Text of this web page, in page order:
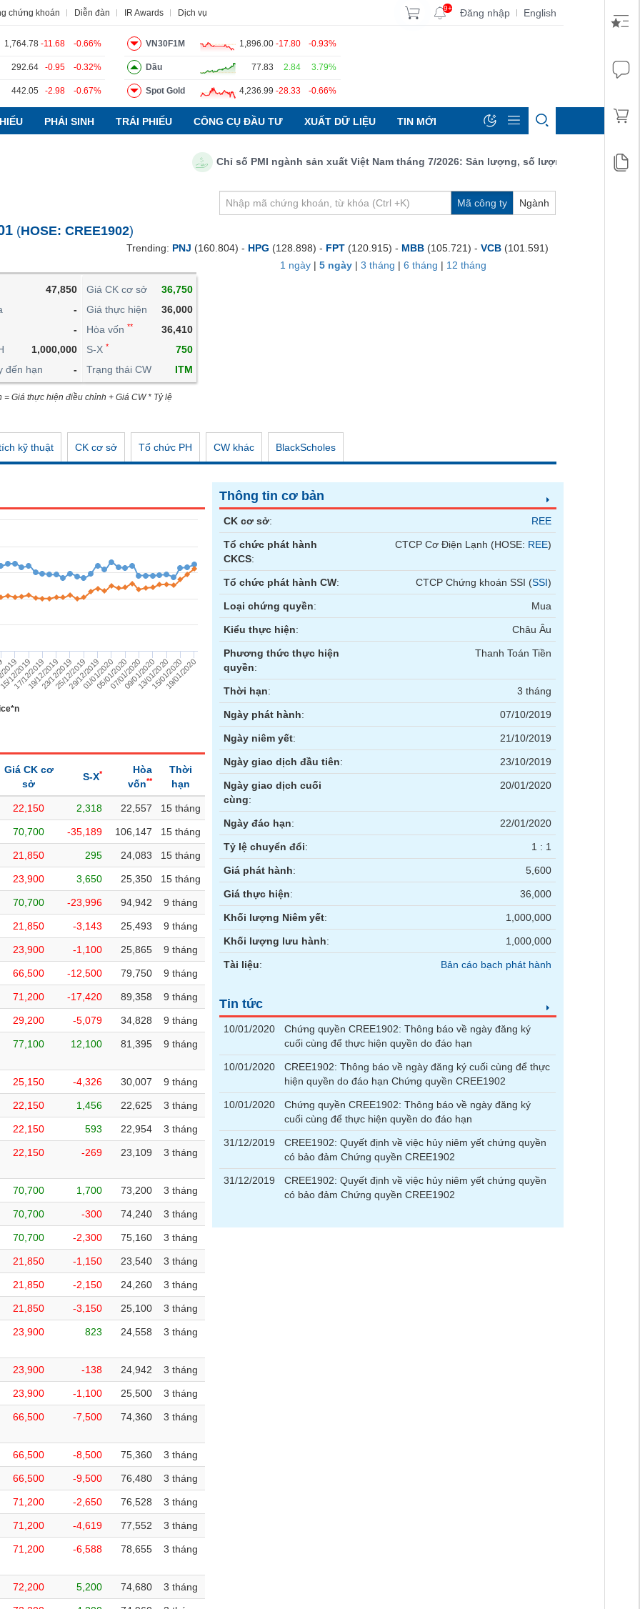
chứng khoán Diễn đàn IR Awards Dịch vụ 9+ Đăng nhập | English
1,764.78 -11.68 -0.66%
292.64 -0.95 -0.32%
442.05 -2.98 -0.67%
VN30F1M 1,896.00 -17.80 -0.93%
Dầu 77.83 2.84 3.79%
Spot Gold 4,236.99 -28.33 -0.66%
PHÁI SINH TRÁI PHIẾU CÔNG CỤ ĐẦU TƯ XUẤT DỮ LIỆU TIN MỚI
Chỉ số PMI ngành sản xuất Việt Nam tháng 7/2026: Sản lượng, số lượng đơn đặt hàng
Mã công ty Ngành
(HOSE: CREE1902)
47,850
-
-
1,000,000
đến hạn
-
Giá CK cơ sở
36,750
Giá thực hiện
36,000
Hòa vốn **
36,410
S-X *
750
Trạng thái CW
ITM
Giá thực hiện điều chỉnh + Giá CW * Tỷ lệ
Trending: PNJ (160.804) - HPG (128.898) - FPT (120.915) - MBB (105.721) - VCB (101.591)
1 ngày | 5 ngày | 3 tháng | 6 tháng | 12 tháng
kỹ thuật CK cơ sở Tổ chức PH CW khác BlackScholes
12/2019
17/12/2019
19/12/2019
23/12/2019
25/12/2019
29/12/2019
01/01/2020
05/01/2020
07/01/2020
09/01/2020
13/01/2020
15/01/2020
19/01/2020
Giá CK cơ
sở
S-X*
Hòa
vốn**
Thời
hạn
22,150 2,318 22,557 15 tháng
70,700 -35,189 106,147 15 tháng
21,850 295 24,083 15 tháng
23,900 3,650 25,350 15 tháng
70,700 -23,996 94,942 9 tháng
21,850 -3,143 25,493 9 tháng
23,900 -1,100 25,865 9 tháng
66,500 -12,500 79,750 9 tháng
71,200 -17,420 89,358 9 tháng
29,200 -5,079 34,828 9 tháng
77,100 12,100 81,395 9 tháng
25,150 -4,326 30,007 9 tháng
22,150 1,456 22,625 3 tháng
22,150 593 22,954 3 tháng
22,150 -269 23,109 3 tháng
70,700 1,700 73,200 3 tháng
70,700 -300 74,240 3 tháng
70,700 -2,300 75,160 3 tháng
21,850 -1,150 23,540 3 tháng
21,850 -2,150 24,260 3 tháng
21,850 -3,150 25,100 3 tháng
23,900 823 24,558 3 tháng
23,900 -138 24,942 3 tháng
23,900 -1,100 25,500 3 tháng
66,500 -7,500 74,360 3 tháng
66,500 -8,500 75,360 3 tháng
66,500 -9,500 76,480 3 tháng
71,200 -2,650 76,528 3 tháng
71,200 -4,619 77,552 3 tháng
71,200 -6,588 78,655 3 tháng
72,200 5,200 74,680 3 tháng
Thông tin cơ bản
CK cơ sở: REE
Tổ chức phát hành
CKCS:
CTCP Cơ Điện Lạnh (HOSE: REE)
Tổ chức phát hành CW: CTCP Chứng khoán SSI (SSI)
Loại chứng quyền: Mua
Kiểu thực hiện: Châu Âu
Phương thức thực hiện
quyền:
Thanh Toán Tiền
Thời hạn: 3 tháng
Ngày phát hành: 07/10/2019
Ngày niêm yết: 21/10/2019
Ngày giao dịch đầu tiên: 23/10/2019
Ngày giao dịch cuối
cùng:
20/01/2020
Ngày đáo hạn: 22/01/2020
Tỷ lệ chuyển đổi: 1 : 1
Giá phát hành: 5,600
Giá thực hiện: 36,000
Khối lượng Niêm yết: 1,000,000
Khối lượng lưu hành: 1,000,000
Tài liệu: Bản cáo bạch phát hành
Tin tức
10/01/2020
Chứng quyền CREE1902: Thông báo về ngày đăng ký
cuối cùng để thực hiện quyền do đáo hạn
10/01/2020
CREE1902: Thông báo về ngày đăng ký cuối cùng để thực
hiện quyền do đáo hạn Chứng quyền CREE1902
10/01/2020
Chứng quyền CREE1902: Thông báo về ngày đăng ký
cuối cùng để thực hiện quyền do đáo hạn
31/12/2019
CREE1902: Quyết định về việc hủy niêm yết chứng quyền
có bảo đảm Chứng quyền CREE1902
31/12/2019
CREE1902: Quyết định về việc hủy niêm yết chứng quyền
có bảo đảm Chứng quyền CREE1902
Tin tức Báo cáo phân tích Thuật ngữ Dịch vụ
VIETSTOCKFINANCE
PHÁI SINH
TRÁI PHIẾU
CÔNG CỤ ĐẦU TƯ
XUẤT DỮ LIỆU
TIN MỚI
Hợp đồng tương lai Trái phiếu